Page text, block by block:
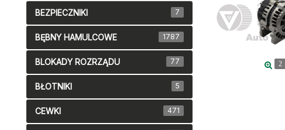
2
BEZPIECZNIKI 7
BĘBNY HAMULCOWE 1787
BLOKADY ROZRZĄDU 77
BŁOTNIKI 5
CEWKI 471